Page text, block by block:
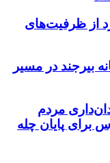
از ظرفیت‌های
بیرجند در مسیر
مردم
پایان چله